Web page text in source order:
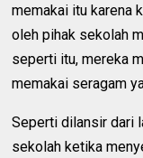
memakai itu karena
oleh pihak sekolah
seperti itu, mereka
memakai seragam
Seperti dilansir dari
sekolah ketika